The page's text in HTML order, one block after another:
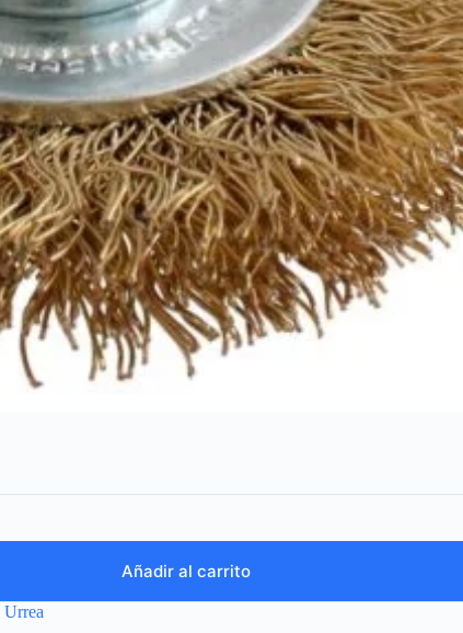
Añadir al carrito
Urrea